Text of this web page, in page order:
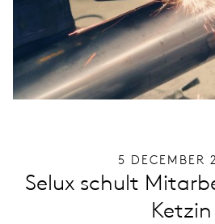
Selux schult
Ketzin
5 DECEMBER